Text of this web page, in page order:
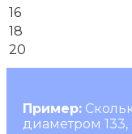
16
18
20
Пример:
диаметром 133,